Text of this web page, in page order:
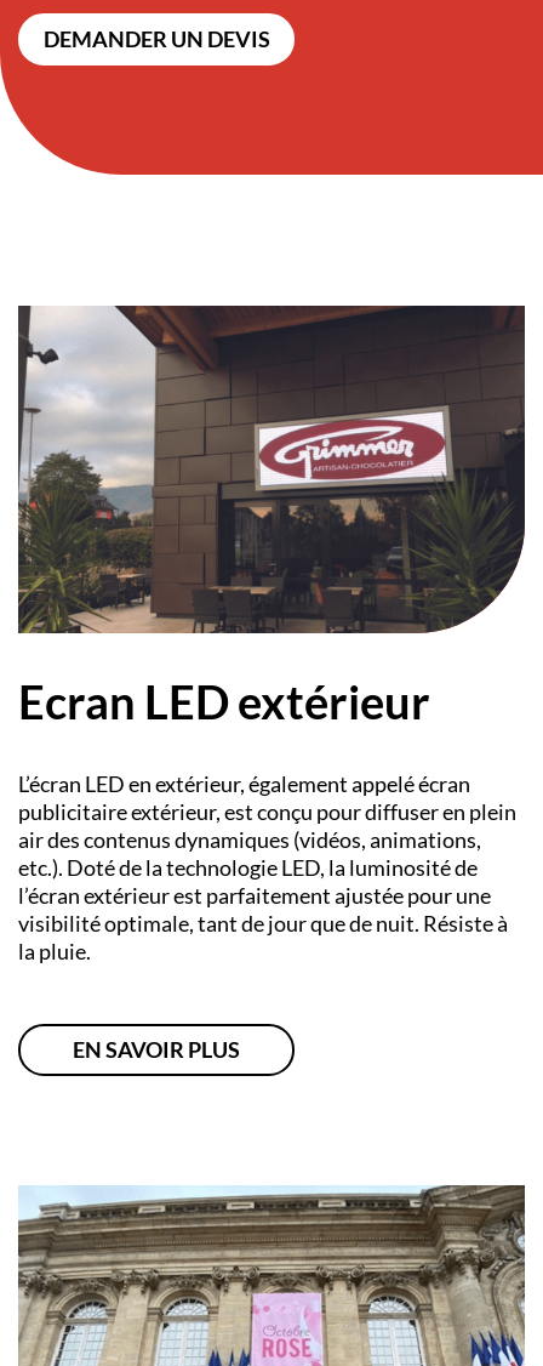
DEMANDER UN DEVIS
Ecran LED extérieur
L’écran LED en extérieur, également appelé écran
publicitaire extérieur, est conçu pour diffuser en plein
air des contenus dynamiques (vidéos, animations,
etc.). Doté de la technologie LED, la luminosité de
l’écran extérieur est parfaitement ajustée pour une
visibilité optimale, tant de jour que de nuit. Résiste à
la pluie.
EN SAVOIR PLUS